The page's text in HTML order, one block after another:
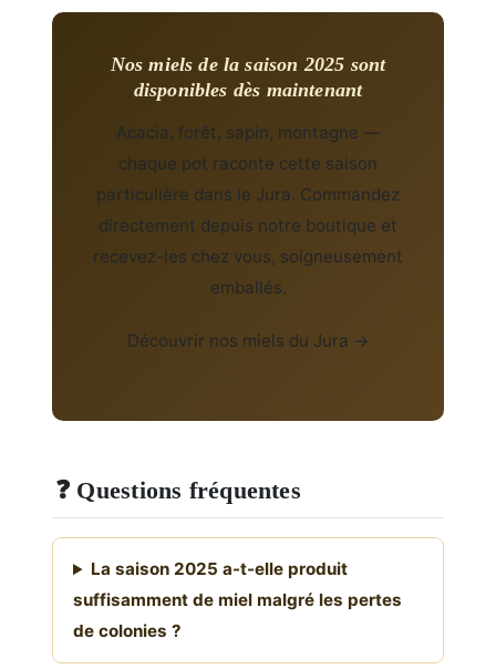
Nos miels de la saison 2025 sont
disponibles dès maintenant
Acacia, forêt, sapin, montagne —
chaque pot raconte cette saison
particulière dans le Jura. Commandez
directement depuis notre boutique et
recevez-les chez vous, soigneusement
emballés.
Découvrir nos miels du Jura →
❓ Questions fréquentes
La saison 2025 a-t-elle produit
suffisamment de miel malgré les pertes
de colonies ?